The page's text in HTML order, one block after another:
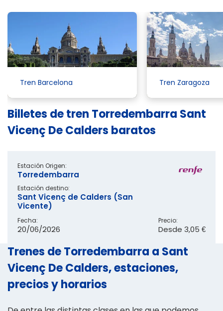
Tren Barcelona Tren Zaragoza
Billetes de tren Torredembarra Sant
Vicenç De Calders baratos
Estación Origen:
Torredembarra
Estación destino:
Sant Vicenç de Calders (San
Vicente)
Fecha:
20/06/2026
Precio:
Desde 3,05 €
Trenes de Torredembarra a Sant
Vicenç De Calders, estaciones,
precios y horarios